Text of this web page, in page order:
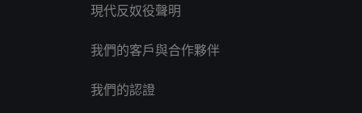
現代反奴役聲明
我們的客戶與合作夥伴
我們的認證